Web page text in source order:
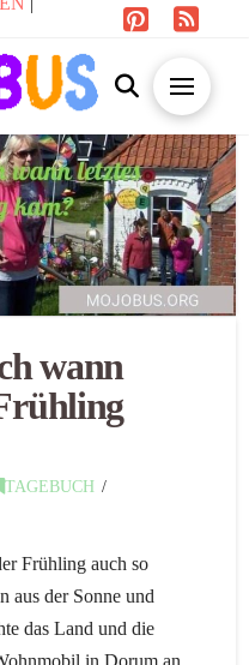
wann
TAGEBUCH
Frühling auch so
aus der Sonne und
das Land und die
in Dorum an